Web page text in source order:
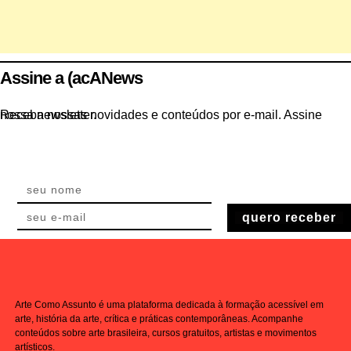
Assine a (acANews
Receba nossas novidades e conteúdos por e-mail. Assine nossa newsletter.
quero receber
Arte Como Assunto é uma plataforma dedicada à formação acessível em
arte, história da arte, crítica e práticas contemporâneas. Acompanhe
conteúdos sobre arte brasileira, cursos gratuitos, artistas e movimentos
artísticos.